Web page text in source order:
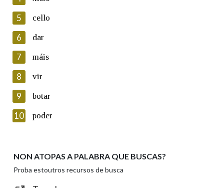
Lin e acepto as condicións da política de
Introduce o código que aparece na imaxe:
Texto de verificación
Enviar
5 cello
6 dar
7 máis
8 vir
9 botar
10 poder
NON ATOPAS A PALABRA QUE BUSCAS?
Proba estoutros recursos de busca